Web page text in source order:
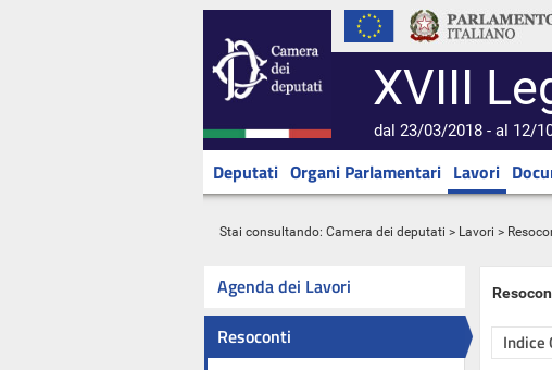
XVIII
dal 23/03/2018 - al 12/
Deputati Organi Parlamentari Lavori
Stai consultando: Camera dei deputati > Lavori >
Agenda dei Lavori
Resoconti
Indice